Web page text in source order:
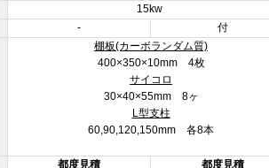
15kw
- 付
棚板(カーボランダム質)
400×350×10mm 4枚
サイコロ
30×40×55mm 8ヶ
L型支柱
60,90,120,150mm 各8本
都度見積 都度見積